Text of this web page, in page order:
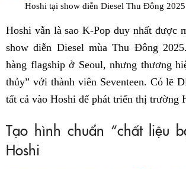
Hoshi tại show diễn Diesel Thu Đông
Hoshi vẫn là sao K-Pop duy nhất được
show diễn Diesel mùa Thu Đông
hàng flagship ở Seoul, nhưng thương
thủy” với thành viên Seventeen. Có lẽ
tất cả vào Hoshi để phát triển thị trường
Tạo hình chuẩn “chất liệu
Hoshi